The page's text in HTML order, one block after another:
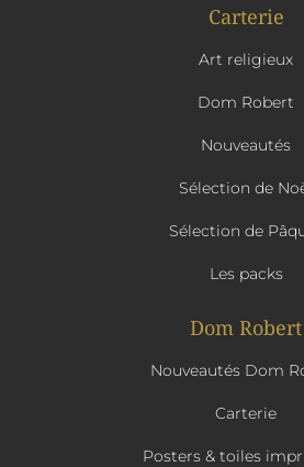
Carterie
Art religieux
Dom Robert
Nouveautés
Sélection de
Sélection de
Les packs
Dom Robert
Nouveautés Dom
Carterie
Posters & toiles